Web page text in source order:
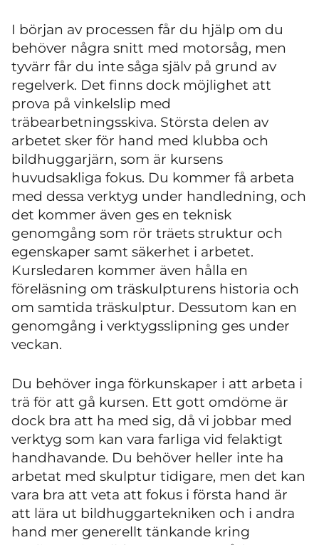
I början av processen får du hjälp om du
behöver några snitt med motorsåg, men
tyvärr får du inte såga själv på grund av
regelverk. Det finns dock möjlighet att
prova på vinkelslip med
träbearbetningsskiva. Största delen av
arbetet sker för hand med klubba och
bildhuggarjärn, som är kursens
huvudsakliga fokus. Du kommer få arbeta
med dessa verktyg under handledning, och
det kommer även ges en teknisk
genomgång som rör träets struktur och
egenskaper samt säkerhet i arbetet.
Kursledaren kommer även hålla en
föreläsning om träskulpturens historia och
om samtida träskulptur. Dessutom kan en
genomgång i verktygsslipning ges under
veckan.
Du behöver inga förkunskaper i att arbeta i
trä för att gå kursen. Ett gott omdöme är
dock bra att ha med sig, då vi jobbar med
verktyg som kan vara farliga vid felaktigt
handhavande. Du behöver heller inte ha
arbetat med skulptur tidigare, men det kan
vara bra att veta att fokus i första hand är
att lära ut bildhuggartekniken och i andra
hand mer generellt tänkande kring